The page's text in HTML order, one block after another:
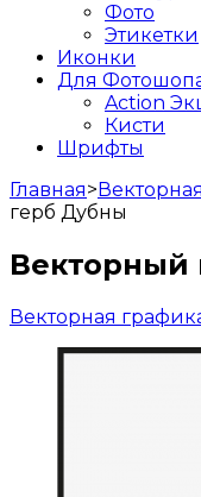
Фото
Этикетки
Иконки
Для
Action
Кисти
Шрифты
Главная>
герб Дубны
Векторный
Векторная